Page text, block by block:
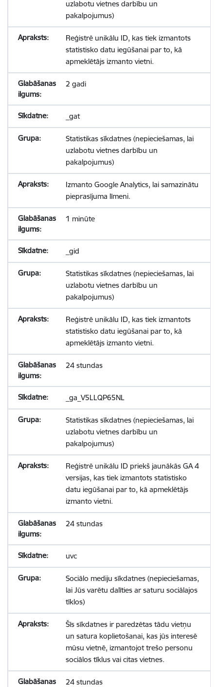
uzlabotu vietnes darbību un
pakalpojumus)
Reģistrē unikālu ID, kas tiek izmantots
statistisko datu iegūšanai par to, kā
apmeklētājs izmanto vietni.
2 gadi
_gat
Statistikas sīkdatnes (nepieciešamas, lai
uzlabotu vietnes darbību un
pakalpojumus)
Izmanto Google Analytics, lai samazinātu
pieprasījuma līmeni.
1 minūte
_gid
Statistikas sīkdatnes (nepieciešamas, lai
uzlabotu vietnes darbību un
pakalpojumus)
Reģistrē unikālu ID, kas tiek izmantots
statistisko datu iegūšanai par to, kā
apmeklētājs izmanto vietni.
24 stundas
_ga_V5LLQP65NL
Statistikas sīkdatnes (nepieciešamas, lai
uzlabotu vietnes darbību un
pakalpojumus)
Reģistrē unikālu ID priekš jaunākās GA 4
versijas, kas tiek izmantots statistisko
datu iegūšanai par to, kā apmeklētājs
izmanto vietni.
24 stundas
uvc
Sociālo mediju sīkdatnes (nepieciešamas,
lai Jūs varētu dalīties ar saturu sociālajos
tīklos)
Šīs sīkdatnes ir paredzētas tādu vietņu
un satura koplietošanai, kas jūs interesē
mūsu vietnē, izmantojot trešo personu
sociālos tīklus vai citas vietnes.
24 stundas